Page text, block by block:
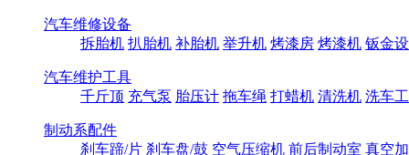
汽车维修设备
拆胎机 扒胎机 补胎机 举升机 烤漆房 烤漆机 钣金
汽车维护工具
千斤顶 充气泵 胎压计 拖车绳 打蜡机 清洗机 洗车
制动系配件
刹车蹄/片 刹车盘/鼓 空气压缩机 前后制动室 真空